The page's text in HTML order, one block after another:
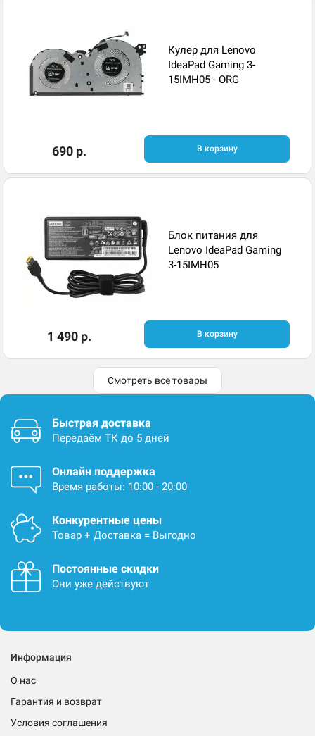
Кулер для Lenovo
IdeaPad Gaming 3-
15IMH05 - ORG
690 р. В корзину
Блок питания для
Lenovo IdeaPad Gaming
3-15IMH05
1 490 р. В корзину
Смотреть все товары
Быстрая доставка
Передаём ТК до 5 дней
Онлайн поддержка
Время работы: 10:00 - 20:00
Конкурентные цены
Товар + Доставка = Выгодно
Постоянные скидки
Они уже действуют
Информация
О нас
Гарантия и возврат
Условия соглашения